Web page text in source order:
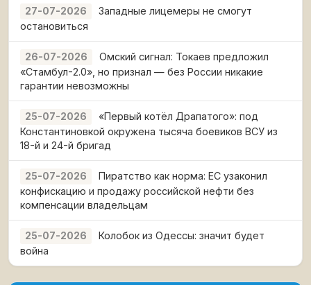
27-07-2026
Западные лицемеры не смогут
остановиться
26-07-2026
Омский сигнал: Токаев предложил
«Стамбул-2.0», но признал — без России никакие
гарантии невозможны
25-07-2026
«Первый котёл Драпатого»: под
Константиновкой окружена тысяча боевиков ВСУ из
18-й и 24-й бригад
25-07-2026
Пиратство как норма: ЕС узаконил
конфискацию и продажу российской нефти без
компенсации владельцам
25-07-2026
Колобок из Одессы: значит будет
война